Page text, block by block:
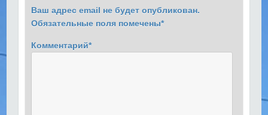
Ваш адрес email не будет опубликован.
Обязательные поля помечены*
Комментарий*